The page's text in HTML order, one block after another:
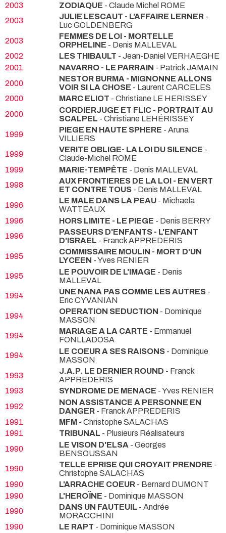
2003 ZODIAQUE - Claude Michel ROME
2003
JULIE LESCAUT - L'AFFAIRE LERNER -
Luc GOLDENBERG
2003
FEMMES DE LOI - MORTELLE
ORPHELINE - Denis MALLEVAL
2002
LES THIBAULT - Jean-Daniel VERHAEGHE
2001
NAVARRO - LE PARRAIN - Patrick JAMAIN
2000
NESTOR BURMA - MIGNONNE ALLONS
VOIR SI LA CHOSE - Laurent CARCELES
2000
MARC ELIOT - Christiane LE HERISSEY
2000
CORDIERJUGE ET FLIC - PORTRAIT AU
SCALPEL - Christiane LEHÉRISSEY
1999
PIEGE EN HAUTE SPHERE - Aruna
VILLIERS
1999
VERITE OBLIGE- LA LOI DU SILENCE -
Claude-Michel ROME
1999
MARIE-TEMPÊTE - Denis MALLEVAL
1998
AUX FRONTIERES DE LA LOI - EN VERT
ET CONTRE TOUS - Denis MALLEVAL
1996
LE MALE DANS LA PEAU - Michaela
WATTEAUX
1996
HORS LIMITE - LE PIEGE - Denis BERRY
1996
PASSEURS D'ENFANTS - L'ENFANT
D'ISRAEL - Franck APPREDERIS
1995
COMMISSAIRE MOULIN - MORT D'UN
LYCEEN - Yves RENIER
1995
LE POUVOIR DE L'IMAGE - Denis
MALLEVAL
1994
UNE NANA PAS COMME LES AUTRES -
Eric CYVANIAN
1994
OPERATION SEDUCTION - Dominique
MASSON
1994
MARIAGE A LA CARTE - Emmanuel
FONLLADOSA
1994
LE COEUR A SES RAISONS - Dominique
MASSON
1993
J.A.P. LE DERNIER ROUND - Franck
APPREDERIS
1993
SYNDROME DE MENACE - Yves RENIER
1992
NON ASSISTANCE A PERSONNE EN
DANGER - Franck APPREDERIS
1991
MFM - Christophe SALACHAS
1991
TRIBUNAL - Plusieurs Réalisateurs
1990
LE VISON D'ELSA - Georges
BENSOUSSAN
1990
TELLE EPRISE QUI CROYAIT PRENDRE -
Christophe SALACHAS
1990
L'ARRACHE COEUR - Bernard DUMONT
1990
L'HEROÏNE - Dominique MASSON
1990
DANS UN FAUTEUIL - Andrée
MORACCHINI
1990
LE RAPT - Dominique MASSON